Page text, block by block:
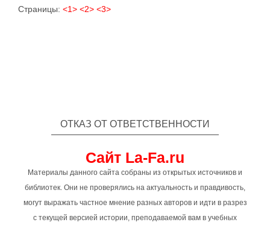
Страницы: <1> <2> <3>
ОТКАЗ ОТ ОТВЕТСТВЕННОСТИ
Сайт La-Fa.ru
Материалы данного сайта собраны из открытых источников и
библиотек. Они не проверялись на актуальность и правдивость,
могут выражать частное мнение разных авторов и идти в разрез
с текущей версией истории, преподаваемой вам в учебных